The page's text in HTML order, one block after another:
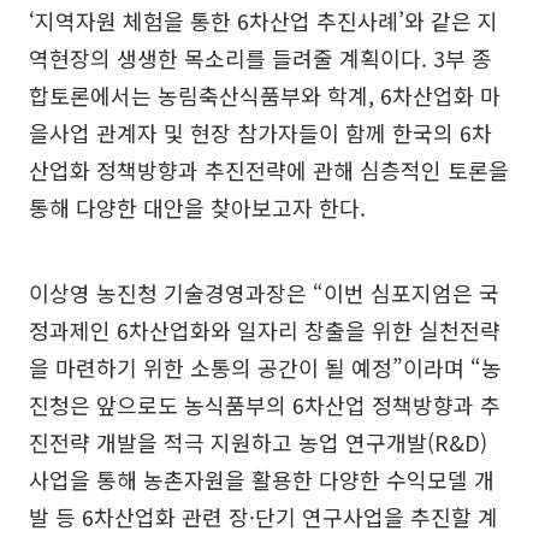
‘지역자원 체험을 통한 6차산업 추진사례’와 같은 지
역현장의 생생한 목소리를 들려줄 계획이다. 3부 종
합토론에서는 농림축산식품부와 학계, 6차산업화 마
을사업 관계자 및 현장 참가자들이 함께 한국의 6차
산업화 정책방향과 추진전략에 관해 심층적인 토론을
통해 다양한 대안을 찾아보고자 한다.
이상영 농진청 기술경영과장은 “이번 심포지엄은 국
정과제인 6차산업화와 일자리 창출을 위한 실천전략
을 마련하기 위한 소통의 공간이 될 예정”이라며 “농
진청은 앞으로도 농식품부의 6차산업 정책방향과 추
진전략 개발을 적극 지원하고 농업 연구개발(R&D)
사업을 통해 농촌자원을 활용한 다양한 수익모델 개
발 등 6차산업화 관련 장·단기 연구사업을 추진할 계